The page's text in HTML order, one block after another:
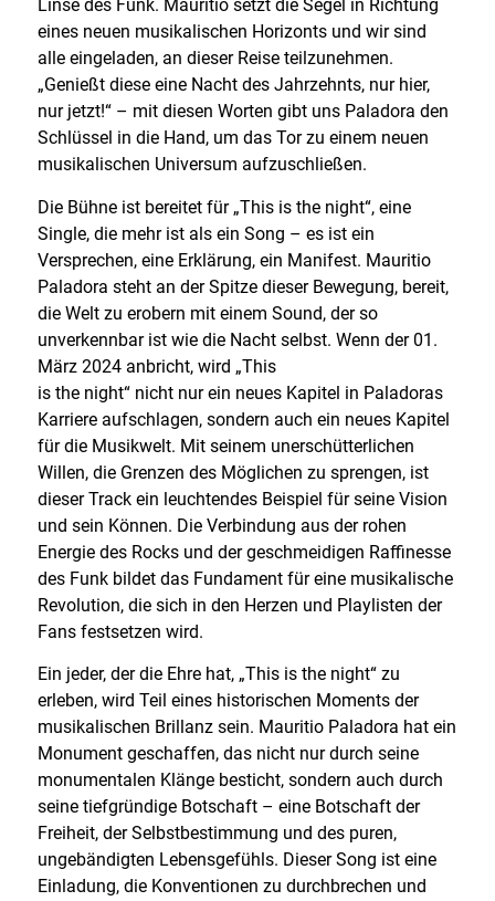
Linse des Funk. Mauritio setzt die Segel in Richtung
eines neuen musikalischen Horizonts und wir sind
alle eingeladen, an dieser Reise teilzunehmen.
„Genießt diese eine Nacht des Jahrzehnts, nur hier,
nur jetzt!“ – mit diesen Worten gibt uns Paladora den
Schlüssel in die Hand, um das Tor zu einem neuen
musikalischen Universum aufzuschließen.
Die Bühne ist bereitet für „This is the night“, eine
Single, die mehr ist als ein Song – es ist ein
Versprechen, eine Erklärung, ein Manifest. Mauritio
Paladora steht an der Spitze dieser Bewegung, bereit,
die Welt zu erobern mit einem Sound, der so
unverkennbar ist wie die Nacht selbst. Wenn der 01.
März 2024 anbricht, wird „This
is the night“ nicht nur ein neues Kapitel in Paladoras
Karriere aufschlagen, sondern auch ein neues Kapitel
für die Musikwelt. Mit seinem unerschütterlichen
Willen, die Grenzen des Möglichen zu sprengen, ist
dieser Track ein leuchtendes Beispiel für seine Vision
und sein Können. Die Verbindung aus der rohen
Energie des Rocks und der geschmeidigen Raffinesse
des Funk bildet das Fundament für eine musikalische
Revolution, die sich in den Herzen und Playlisten der
Fans festsetzen wird.
Ein jeder, der die Ehre hat, „This is the night“ zu
erleben, wird Teil eines historischen Moments der
musikalischen Brillanz sein. Mauritio Paladora hat ein
Monument geschaffen, das nicht nur durch seine
monumentalen Klänge besticht, sondern auch durch
seine tiefgründige Botschaft – eine Botschaft der
Freiheit, der Selbstbestimmung und des puren,
ungebändigten Lebensgefühls. Dieser Song ist eine
Einladung, die Konventionen zu durchbrechen und